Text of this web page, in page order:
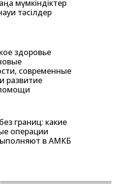
мүмкіндіктер
тәсілдер
здоровье
современные
развитие
границ: какие
операции
в АМКБ